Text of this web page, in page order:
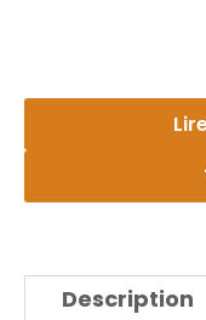
Description